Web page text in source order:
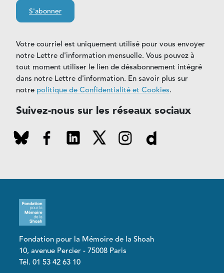
S'abonner
Votre courriel est uniquement utilisé pour vous envoyer
notre Lettre d'information mensuelle. Vous pouvez à
tout moment utiliser le lien de désabonnement intégré
dans notre Lettre d'information. En savoir plus sur
notre politique de Confidentialité et Cookies.
Suivez-nous sur les réseaux sociaux
Fondation pour la Mémoire de la Shoah
10, avenue Percier - 75008 Paris
Tél. 01 53 42 63 10